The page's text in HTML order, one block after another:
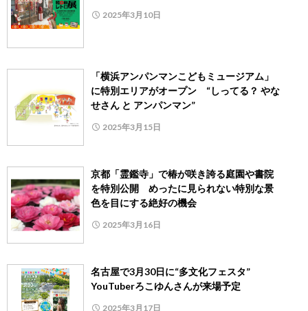
2025年3月10日
「横浜アンパンマンこどもミュージアム」
に特別エリアがオープン “しってる？ やな
せさん と アンパンマン”
2025年3月15日
京都「霊鑑寺」で椿が咲き誇る庭園や書院
を特別公開 めったに見られない特別な景
色を目にする絶好の機会
2025年3月16日
名古屋で3月30日に“多文化フェスタ”
YouTuberろこゆんさんが来場予定
2025年3月17日